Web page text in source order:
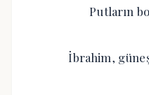
Putların
İbrahim,